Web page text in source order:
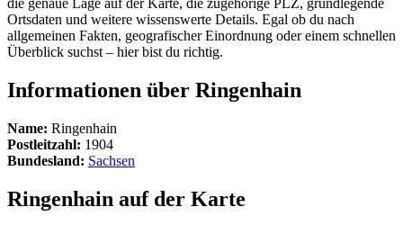
Ortsdaten und weitere wissenswerte Details. Egal ob du nach
allgemeinen Fakten, geografischer Einordnung oder einem schnellen
Überblick suchst – hier bist du richtig.
Informationen über Ringenhain
Name: Ringenhain
Postleitzahl: 1904
Bundesland: Sachsen
Ringenhain auf der Karte